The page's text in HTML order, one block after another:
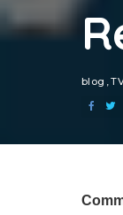
blog